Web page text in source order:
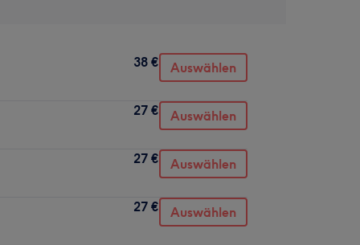
38 € Auswählen
27 € Auswählen
27 € Auswählen
27 € Auswählen